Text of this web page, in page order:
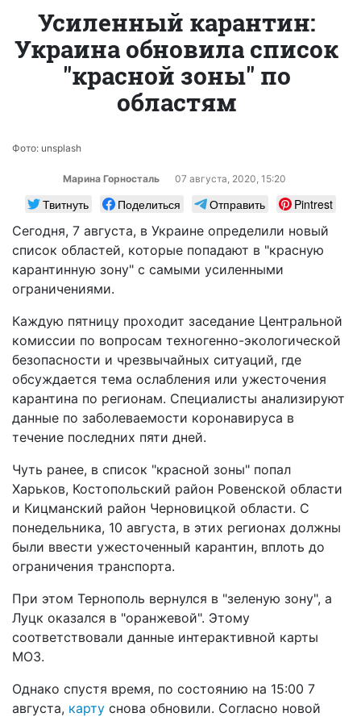
Усиленный карантин:
Украина обновила список
"красной зоны" по
областям
Фото: unsplash
Марина Горносталь 07 августа, 2020, 15:20
Твитнуть Поделиться Отправить
Pintrest
Сегодня, 7 августа, в Украине определили новый
список областей, которые попадают в "красную
карантинную зону" с самыми усиленными
ограничениями.
Каждую пятницу проходит заседание Центральной
комиссии по вопросам техногенно-экологической
безопасности и чрезвычайных ситуаций, где
обсуждается тема ослабления или ужесточения
карантина по регионам. Специалисты анализируют
данные по заболеваемости коронавируса в
течение последних пяти дней.
Чуть ранее, в список "красной зоны" попал
Харьков, Костопольский район Ровенской области
и Кицманский район Черновицкой области. С
понедельника, 10 августа, в этих регионах должны
были ввести ужесточенный карантин, вплоть до
ограничения транспорта.
При этом Тернополь вернулся в "зеленую зону", а
Луцк оказался в "оранжевой". Этому
соответствовали данные интерактивной карты
МОЗ.
Однако спустя время, по состоянию на 15:00 7
августа, карту снова обновили. Согласно новой